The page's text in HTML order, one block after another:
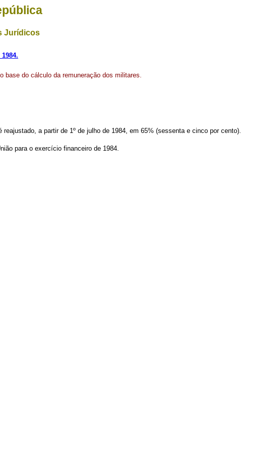
Jurídicos
1984.
base do cálculo da remuneração dos militares.
reajustado, a partir de 1º de julho de 1984, em 65% (sessenta e cinco por cento).
para o exercício financeiro de 1984.